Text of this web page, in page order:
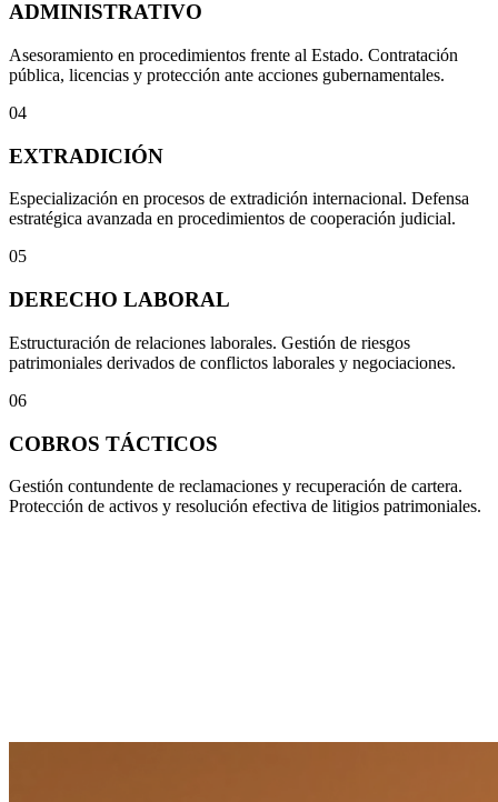
ADMINISTRATIVO
Asesoramiento en procedimientos frente al Estado. Contratación
pública, licencias y protección ante acciones gubernamentales.
04
EXTRADICIÓN
Especialización en procesos de extradición internacional. Defensa
estratégica avanzada en procedimientos de cooperación judicial.
05
DERECHO LABORAL
Estructuración de relaciones laborales. Gestión de riesgos
patrimoniales derivados de conflictos laborales y negociaciones.
06
COBROS TÁCTICOS
Gestión contundente de reclamaciones y recuperación de cartera.
Protección de activos y resolución efectiva de litigios patrimoniales.